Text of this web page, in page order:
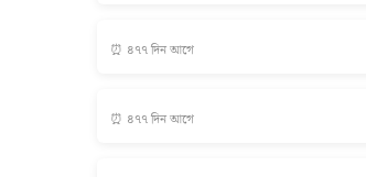
⏰ ৪৭৭ দিন আগে
⏰ ৪৭৭ দিন আগে